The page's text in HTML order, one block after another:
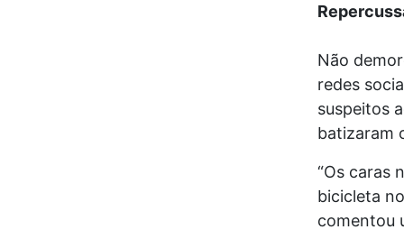
Não
redes
suspeitos
batizaram
“Os caras
bicicleta
comentou